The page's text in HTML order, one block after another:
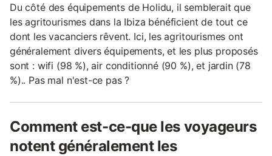
Du côté des équipements de Holidu, il semblerait que
les agritourismes dans la Ibiza bénéficient de tout ce
dont les vacanciers rêvent. Ici, les agritourismes ont
généralement divers équipements, et les plus proposés
sont : wifi (98 %), air conditionné (90 %), et jardin (78
%).. Pas mal n'est-ce pas ?
Comment est-ce-que les voyageurs
notent généralement les